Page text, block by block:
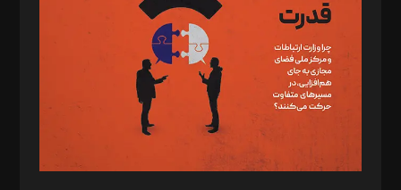
رستمی،مصطفی باستان
ویرایش: نگار استاد‌‌آقا
طراح یونیفرم: مجید توکلی
فیلمبرداری و عکاسی: امیر شفیعی، مانی لطفی زاده
گرافیک و صفحه‌آرایی: سید‌سبحان‌علی ثابت
مد‌یر توسعه تجاری: کامبیز برید‌
امور مالی: شاپور رهبری، محمد‌ کاظمی‌نیا